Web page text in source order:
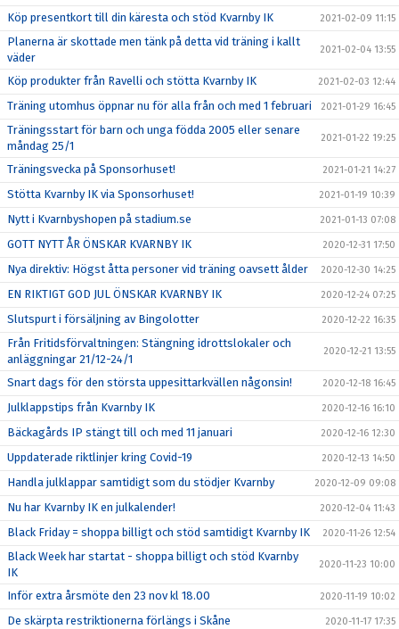
Köp presentkort till din käresta och stöd Kvarnby IK 2021-02-09 11:15
Planerna är skottade men tänk på detta vid träning i kallt
väder
2021-02-04 13:55
Köp produkter från Ravelli och stötta Kvarnby IK 2021-02-03 12:44
Träning utomhus öppnar nu för alla från och med 1 februari 2021-01-29 16:45
Träningsstart för barn och unga födda 2005 eller senare
måndag 25/1
2021-01-22 19:25
Träningsvecka på Sponsorhuset! 2021-01-21 14:27
Stötta Kvarnby IK via Sponsorhuset! 2021-01-19 10:39
Nytt i Kvarnbyshopen på stadium.se 2021-01-13 07:08
GOTT NYTT ÅR ÖNSKAR KVARNBY IK 2020-12-31 17:50
Nya direktiv: Högst åtta personer vid träning oavsett ålder 2020-12-30 14:25
EN RIKTIGT GOD JUL ÖNSKAR KVARNBY IK 2020-12-24 07:25
Slutspurt i försäljning av Bingolotter 2020-12-22 16:35
Från Fritidsförvaltningen: Stängning idrottslokaler och
anläggningar 21/12-24/1
2020-12-21 13:55
Snart dags för den största uppesittarkvällen någonsin! 2020-12-18 16:45
Julklappstips från Kvarnby IK 2020-12-16 16:10
Bäckagårds IP stängt till och med 11 januari 2020-12-16 12:30
Uppdaterade riktlinjer kring Covid-19 2020-12-13 14:50
Handla julklappar samtidigt som du stödjer Kvarnby 2020-12-09 09:08
Nu har Kvarnby IK en julkalender! 2020-12-04 11:43
Black Friday = shoppa billigt och stöd samtidigt Kvarnby IK 2020-11-26 12:54
Black Week har startat - shoppa billigt och stöd Kvarnby
IK
2020-11-23 10:00
Inför extra årsmöte den 23 nov kl 18.00 2020-11-19 10:02
De skärpta restriktionerna förlängs i Skåne 2020-11-17 17:35